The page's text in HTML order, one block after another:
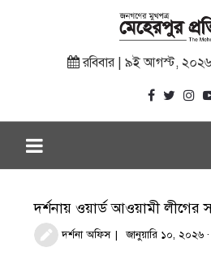
রবিবার | ৯ই আগস্ট, ২০২৬
দর্শনায় ওয়ার্ড আওয়ামী লীগের
দর্শনা অফিস জানুয়ারি ১০, ২০২৬ ·